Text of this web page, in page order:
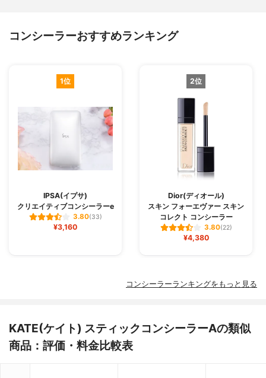
コンシーラーおすすめランキング
1位
IPSA(イプサ)
クリエイティブコンシーラーe
3.80(33)
¥3,160
2位
Dior(ディオール)
スキン フォーエヴァー スキン
コレクト コンシーラー
3.80(22)
¥4,380
コンシーラーランキングをもっと見る
KATE(ケイト) スティックコンシーラーAの類似
商品：評価・料金比較表